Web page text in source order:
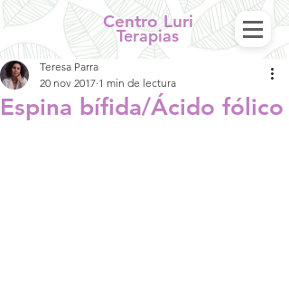
Centro Luri
Terapias
Espina bífida/Ácido fólico
Teresa Parra
20 nov 2017 1 min de lectura